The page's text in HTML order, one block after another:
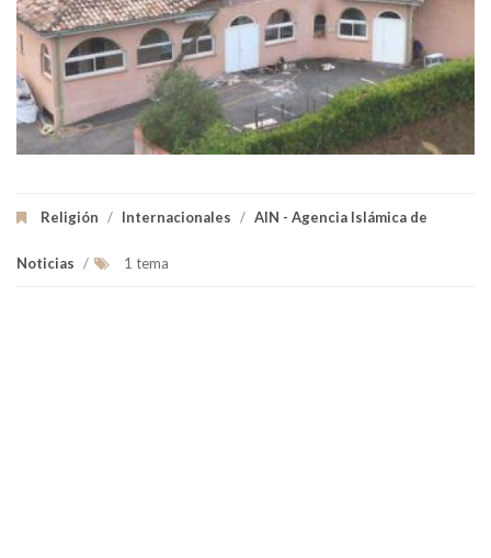
Religión / Internacionales / AIN - Agencia Islámica de
Noticias / 1 tema